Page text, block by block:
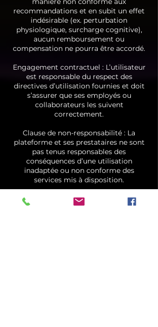
recommandations et en subit un effet
indésirable (ex. perturbation
physiologique, surcharge cognitive),
aucun remboursement ou
compensation ne pourra être accordé.
Engagement contractuel : L’utilisateur
est responsable du respect des
directives d’utilisation fournies et doit
s’assurer que ses employés ou
collaborateurs les suivent
correctement.
Clause de non-responsabilité : La
plateforme et ses prestataires ne sont
pas tenus responsables des
conséquences d’une utilisation
inadaptée ou non conforme des
services mis à disposition.
4. Paiements en Main Propre (Liquide
ou Chèque)